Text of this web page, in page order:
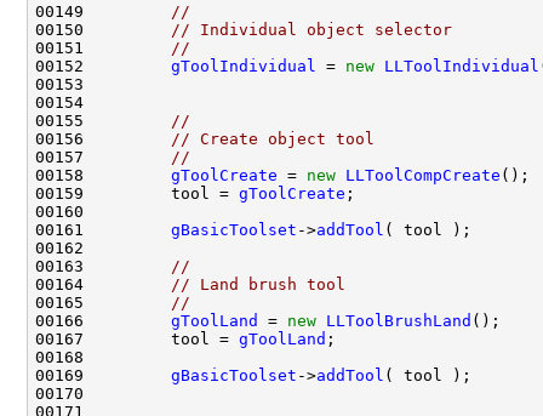
00149
//
00150
// Individual object selector
00151
//
00152 gToolIndividual = new LLToolIndividual
00155
//
00156
// Create object tool
00157
//
00158 gToolCreate = new LLToolCompCreate
00159         tool = gToolCreate
00161 gBasicToolset ->addTool
00163
//
00164
// Land brush tool
00165
//
00166 gToolLand = new LLToolBrushLand
00167         tool = gToolLand
00169 gBasicToolset ->addTool